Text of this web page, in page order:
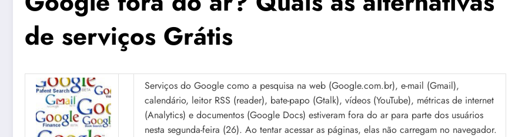
de serviços Grátis
Serviços do Google como a pesquisa na web (Google.com.br), e-mail (Gmail),
calendário, leitor RSS (reader), bate-papo (Gtalk), vídeos (YouTube), métricas de internet
(Analytics) e documentos (Google Docs) estiveram fora do ar para parte dos usuários
nesta segunda-feira (26). Ao tentar acessar as páginas, elas não carregam no navegador.